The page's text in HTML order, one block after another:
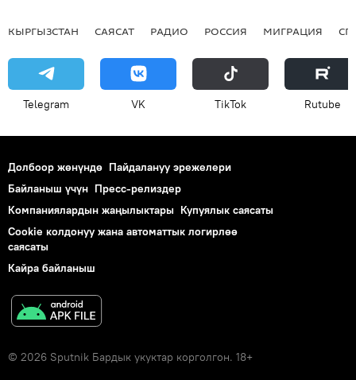
КЫРГЫЗСТАН САЯСАТ РАДИО РОССИЯ МИГРАЦИЯ
Telegram VK ТikТоk Rutube
Долбоор жөнүндө Пайдалануу эрежелери
Байланыш үчүн Пресс-релиздер
Компаниялардын жаңылыктары Купуялык саясаты
Cookie колдонуу жана автоматтык логирлөө
саясаты
Кайра байланыш
© 2026 Sputnik Бардык укуктар корголгон. 18+